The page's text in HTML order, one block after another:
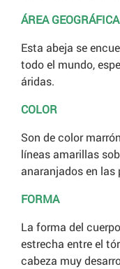
ÁREA GEOGRÁFICA
Esta abeja se
todo el mundo,
áridas.
COLOR
Son de color
líneas amarillas
anaranjados en las
FORMA
La forma del
estrecha entre el
cabeza muy